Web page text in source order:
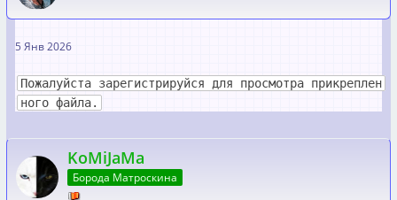
5 Янв 2026
Пожалуйста зарегистрируйся для просмотра прикреплен
ного файла.
KoMiJaMa
Борода Матроскина